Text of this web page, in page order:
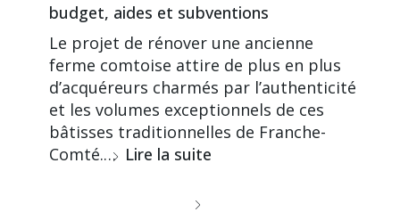
budget, aides et subventions
Le projet de rénover une ancienne
ferme comtoise attire de plus en plus
d’acquéreurs charmés par l’authenticité
et les volumes exceptionnels de ces
bâtisses traditionnelles de Franche-
Comté.… Lire la suite